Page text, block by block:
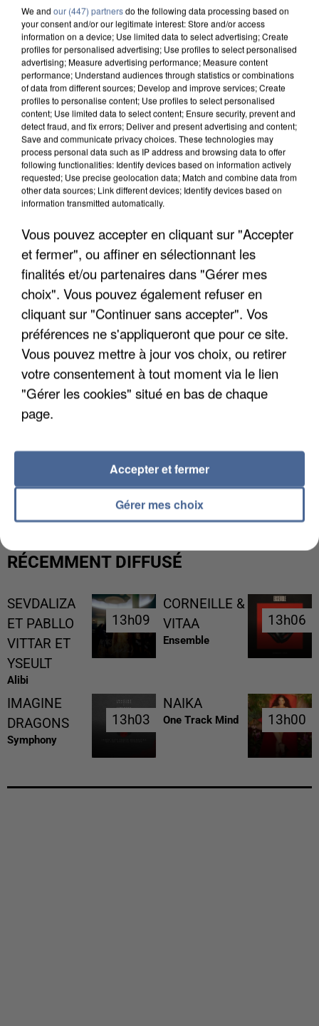
UN SECOND CADRE DE LA DZ MAFIA
INTERPELLÉ EN ALGÉRIE
UNE TOURISTE DE L’OISE EMPORTÉE PAR UNE
COULÉE DE BOUE EN HAUTE-SAVOIE
RÉCEMMENT DIFFUSÉ
SEVDALIZA
ET PABLLO
VITTAR ET
YSEULT
Alibi
13h09
13h09
CORNEILLE &
VITAA
Ensemble
13h06
13h06
IMAGINE
DRAGONS
Symphony
13h03
13h03
NAIKA
One Track Mind 13h00
13h00
We and our (447) partnersdo the following data processing based on
your consent and/or our legitimate interest: Store and/or access
information on a device; Use limited data to select advertising; Create
profiles for personalised advertising; Use profiles to select personalised
advertising; Measure advertising performance; Measure content
performance; Understand audiences through statistics or combinations
of data from different sources; Develop and improve services; Create
profiles to personalise content; Use profiles to select personalised
content; Use limited data to select content; Ensure security, prevent and
detect fraud, and fix errors; Deliver and present advertising and content;
Save and communicate privacy choices. These technologies may
process personal data such as IP address and browsing data to offer
following functionalities: Identify devices based on information actively
requested; Use precise geolocation data; Match and combine data from
other data sources; Link different devices; Identify devices based on
information transmitted automatically.
Vous pouvez accepter en cliquant sur "Accepter
et fermer", ou affiner en sélectionnant les
finalités et/ou partenaires dans "Gérer mes
choix". Vous pouvez également refuser en
cliquant sur "Continuer sans accepter". Vos
préférences ne s'appliqueront que pour ce site.
Vous pouvez mettre à jour vos choix, ou retirer
votre consentement à tout moment via le lien
"Gérer les cookies" situé en bas de chaque
page.
Gérer mes choix
Accepter et fermer